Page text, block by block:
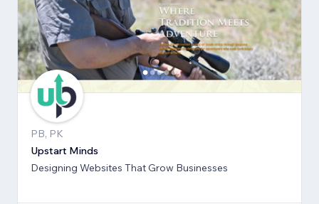
PB, PK
Upstart Minds
Designing Websites That Grow Businesses